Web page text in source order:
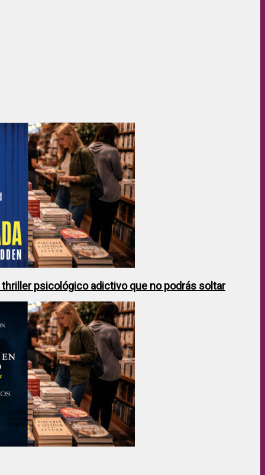
thriller psicológico adictivo que no podrás soltar